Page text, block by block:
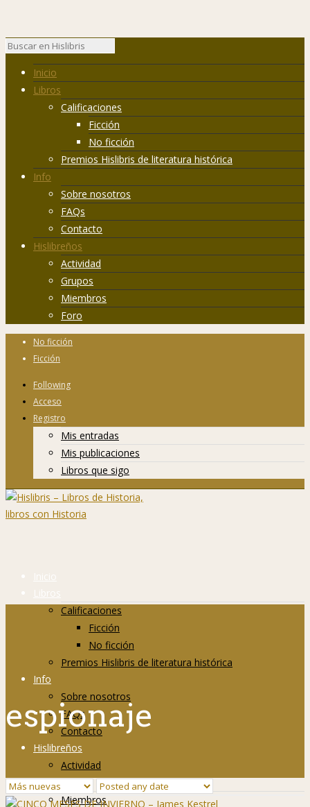
Inicio
Libros
Calificaciones
Ficción
No ficción
Premios Hislibris de literatura histórica
Info
Sobre nosotros
FAQs
Contacto
Hislibreños
Actividad
Grupos
Miembros
Foro
No ficción
Ficción
Following
Acceso
Registro
Mis entradas
Mis publicaciones
Libros que sigo
Inicio
Libros
Calificaciones
Ficción
No ficción
Premios Hislibris de literatura histórica
Info
Sobre nosotros
FAQs
Contacto
Hislibreños
Actividad
Grupos
Miembros
espionaje